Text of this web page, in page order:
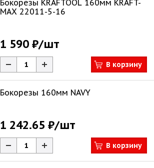
Бокорезы KRAFTOOL 160мм KRAFT-
MAX 22011-5-16
1 590 ₽/шт
В корзину
Бокорезы 160мм NAVY
1 242.65 ₽/шт
В корзину